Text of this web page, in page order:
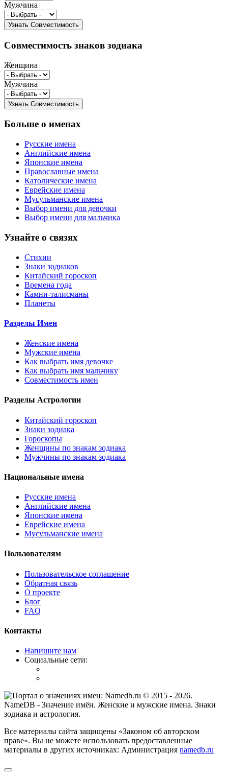
Мужчина
Совместимость знаков зодиака
Женщина
Мужчина
Больше о именах
Русские имена
Английские имена
Японские имена
Православные имена
Католические имена
Еврейские имена
Мусульманские имена
Выбор имени для девочки
Выбор имени для мальчика
Узнайте о связях
Стихии
Знаки зодиаков
Китайский гороскоп
Времена года
Камни-талисманы
Планеты
Разделы Имен
Женские имена
Мужские имена
Как выбрать имя девочке
Как выбрать имя мальчику
Совместимость имен
Разделы Астрологии
Китайский гороскоп
Знаки зодиака
Гороскопы
Женщины по знакам зодиака
Мужчины по знакам зодиака
Национальные имена
Русские имена
Английские имена
Японские имена
Еврейские имена
Мусульманские имена
Пользователям
Пользовательское соглашение
Обратная связь
О проекте
Блог
FAQ
Контакты
Напишите нам
Социальные сети:
© 2015 - 2026.
NameDB - Значение имён. Женские и мужские имена. Знаки
зодиака и астрология.
Все материалы сайта защищены «Законом об авторском
праве». Вы не можете использовать предоставленные
материалы в других источниках: Администрация namedb.ru